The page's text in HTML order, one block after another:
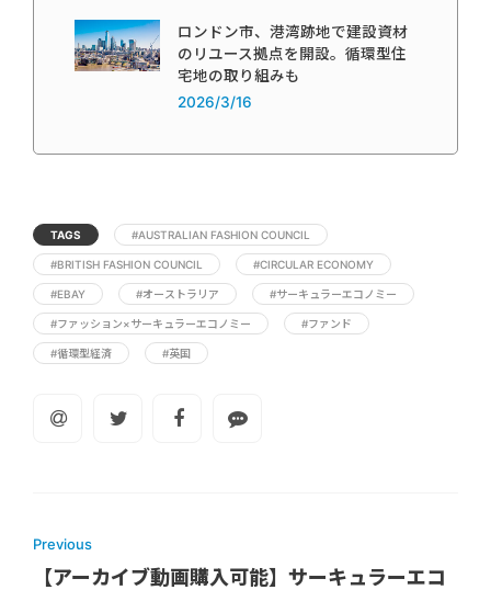
ロンドン市、港湾跡地で建設資材
のリユース拠点を開設。循環型住
宅地の取り組みも
2026/3/16
TAGS #AUSTRALIAN FASHION COUNCIL
#BRITISH FASHION COUNCIL #CIRCULAR ECONOMY
#EBAY #オーストラリア #サーキュラーエコノミー
#ファッション×サーキュラーエコノミー #ファンド
#循環型経済 #英国
Previous
【アーカイブ動画購入可能】サーキュラーエコ